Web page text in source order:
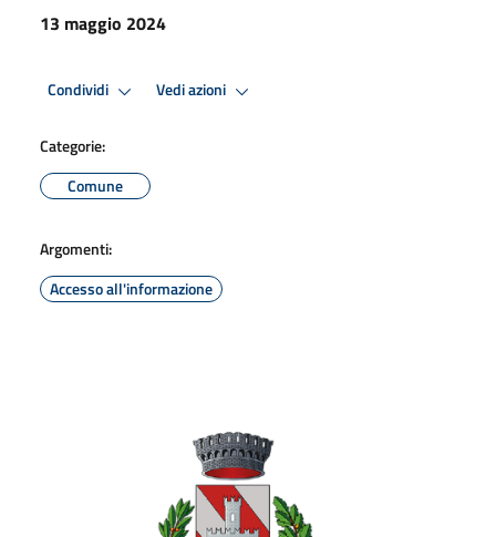
13 maggio 2024
Condividi Vedi azioni
Categorie:
Comune
Argomenti:
Accesso all'informazione